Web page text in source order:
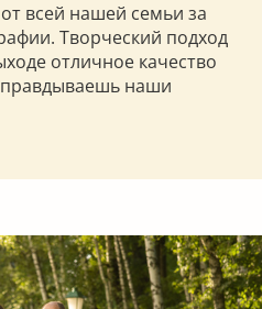
всей нашей семьи за
Творческий подход
отличное качество
наши